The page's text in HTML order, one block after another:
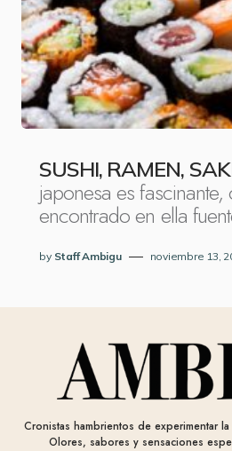
SUSHI, RAMEN,
japonesa es
encontrado en ella
by Staff Ambigu noviembre 13,
Cronistas hambrientos de experimentar
Olores, sabores y sensaciones